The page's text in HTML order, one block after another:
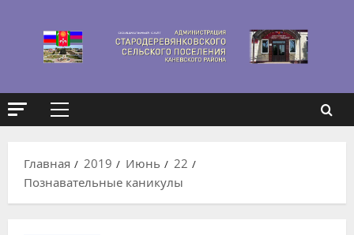
содержимому
Основное
Главная
2019 Июнь
22
Познавательные каникулы